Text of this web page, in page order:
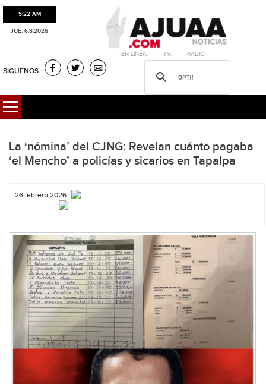
5:22 AM
JUE. 6.8.2026
·EN LÍNEA. ·T.V. ·RADIO
SIGUENOS
La ‘nómina’ del CJNG: Revelan cuánto pagaba
‘el Mencho’ a policías y sicarios en Tapalpa
26 febrero 2026